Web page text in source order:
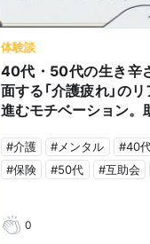
体験談
40代・50代の生き辛
面する「介護疲れ」の
進むモチベーション
#介護 #メンタル #40
#保険
#50代 #互助会
0